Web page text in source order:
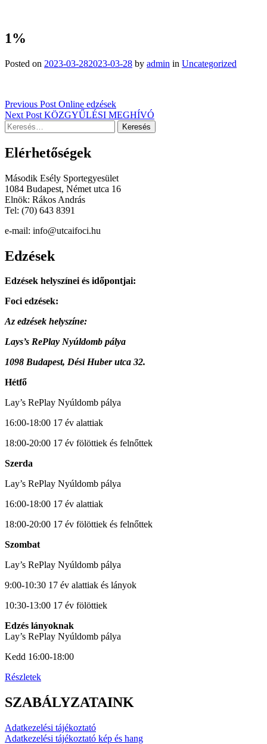
1%
Posted on 2023-03-282023-03-28 by admin in Uncategorized
Bejegyzés
navigáció
Previous Post Online edzések
Next Post KÖZGYŰLÉSI MEGHÍVÓ
Keresés:
Elérhetőségek
Második Esély Sportegyesület
1084 Budapest, Német utca 16
Elnök: Rákos András
Tel: (70) 643 8391
e-mail: info@utcaifoci.hu
Edzések
Edzések helyszínei és időpontjai:
Foci edzések:
Az edzések helyszíne:
Lays’s RePlay Nyúldomb pálya
1098 Budapest, Dési Huber utca 32.
Hétfő
Lay’s RePlay Nyúldomb pálya
16:00-18:00 17 év alattiak
18:00-20:00 17 év fölöttiek és felnőttek
Szerda
Lay’s RePlay Nyúldomb pálya
16:00-18:00 17 év alattiak
18:00-20:00 17 év fölöttiek és felnőttek
Szombat
Lay’s RePlay Nyúldomb pálya
9:00-10:30 17 év alattiak és lányok
10:30-13:00 17 év fölöttiek
Edzés lányoknak
Lay’s RePlay Nyúldomb pálya
Kedd 16:00-18:00
Részletek
SZABÁLYZATAINK
Adatkezelési tájékoztató
Adatkezelési tájékoztató kép és hang